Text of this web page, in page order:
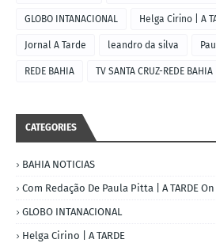
GLOBO INTANACIONAL Helga Cirino | A
Jornal A Tarde leandro da silva
REDE BAHIA TV SANTA CRUZ-REDE BAHIA
CATEGORIES
BAHIA NOTICIAS
Com Redação De Paula Pitta | A TARDE
GLOBO INTANACIONAL
Helga Cirino | A TARDE